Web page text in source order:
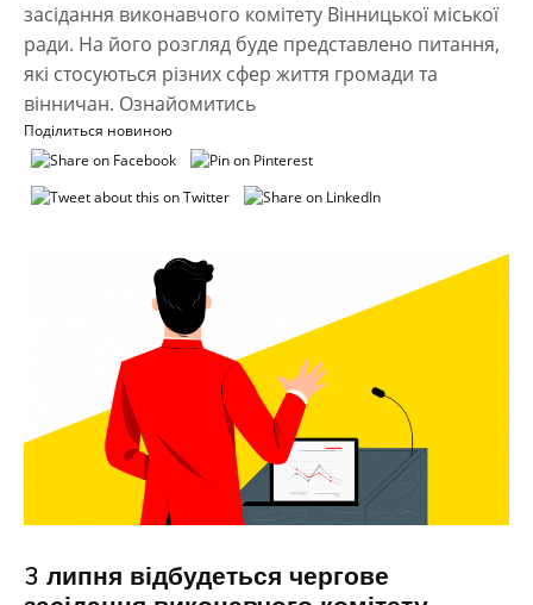
засідання виконавчого комітету Вінницької міської
ради. На його розгляд буде представлено питання,
які стосуються різних сфер життя громади та
вінничан. Ознайомитись
Поділиться новиною
3 липня відбудеться чергове